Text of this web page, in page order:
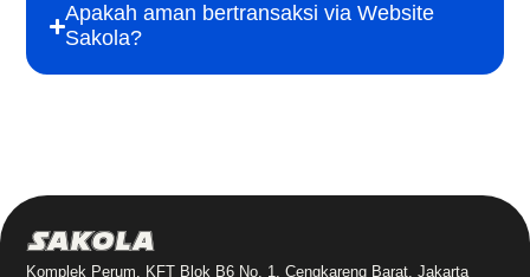
Apakah aman bertransaksi via Website
Sakola?
Sakola
Komplek Perum. KFT Blok B6 No. 1, Cengkareng Barat, Jakarta